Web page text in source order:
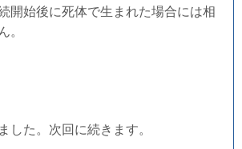
開始後に死体で生まれた場合には相
。
した。次回に続きます。